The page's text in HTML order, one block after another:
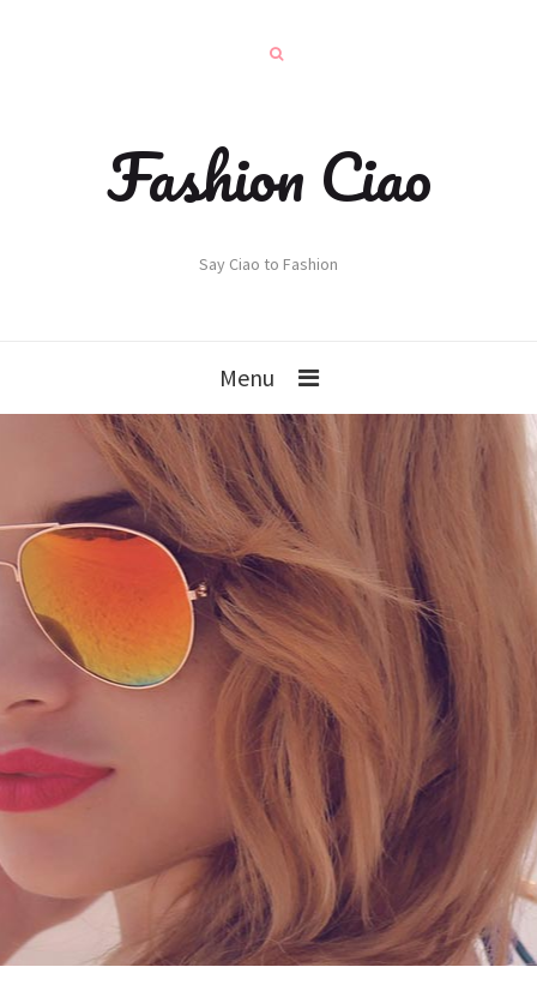
Fashion Ciao
Say Ciao to Fashion
Menu